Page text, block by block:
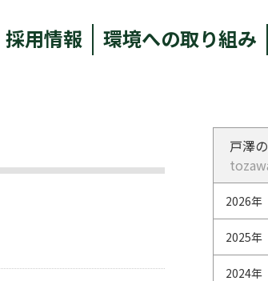
採用情報 環境への取り組み
戸澤
2026年
2025年
2024年